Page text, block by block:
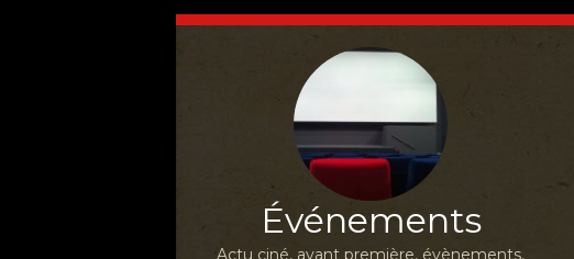
Événements
Actu ciné, avant première, évènements,